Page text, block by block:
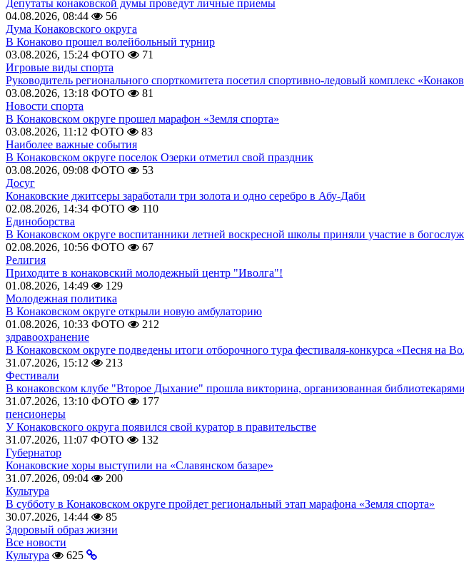
Депутаты конаковской думы проведут личные приемы
04.08.2026, 08:44
56
Дума Конаковского округа
В Конаково прошел волейбольный турнир
03.08.2026, 15:24 ФОТО
71
Игровые виды спорта
Руководитель регионального спорткомитета посетил спортивно-ледовый комплекс
03.08.2026, 13:18 ФОТО
81
Новости спорта
В Конаковском округе прошел марафон «Земля спорта»
03.08.2026, 11:12 ФОТО
83
Наиболее важные события
В Конаковском округе поселок Озерки отметил свой праздник
03.08.2026, 09:08 ФОТО
53
Досуг
Конаковские джитсеры заработали три золота и одно серебро в Абу-Даби
02.08.2026, 14:34 ФОТО
110
Единоборства
В Конаковском округе воспитанники летней воскресной школы приняли участие в
02.08.2026, 10:56 ФОТО
67
Религия
Приходите в конаковский молодежный центр "Иволга"!
01.08.2026, 14:49
129
Молодежная политика
В Конаковском округе открыли новую амбулаторию
01.08.2026, 10:33 ФОТО
212
здравоохранение
В Конаковском округе подведены итоги отборочного тура фестиваля-конкурса «Песня на
31.07.2026, 15:12
213
Фестивали
В конаковском клубе "Второе Дыхание" прошла викторина, организованная библиотекарями
31.07.2026, 13:10 ФОТО
177
пенсионеры
У Конаковского округа появился свой куратор в правительстве
31.07.2026, 11:07 ФОТО
132
Губернатор
Конаковские хоры выступили на «Славянском базаре»
31.07.2026, 09:04
200
Культура
В субботу в Конаковском округе пройдет региональный этап марафона «Земля спорта»
30.07.2026, 14:44
85
Здоровый образ жизни
Все новости
Культура
625